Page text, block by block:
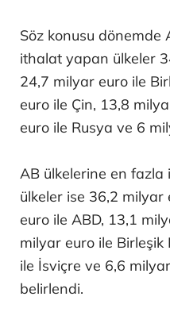
Söz konusu dönemde
ithalat yapan ülkeler
24,7 milyar euro ile
euro ile Çin, 13,8
euro ile Rusya ve 6
AB ülkelerine en
ülkeler ise 36,2 milyar
euro ile ABD, 13,1
milyar euro ile Birleşik
ile İsviçre ve 6,6
belirlendi.